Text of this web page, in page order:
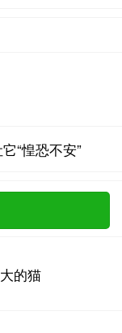
“惶恐不安”
的猫